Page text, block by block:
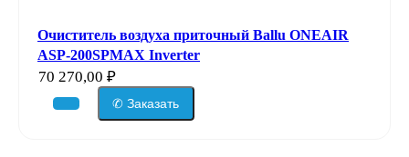
Очиститель воздуха приточный Ballu ONEAIR
ASP-200SPMAX Inverter
70 270,00 ₽
✆ Заказать